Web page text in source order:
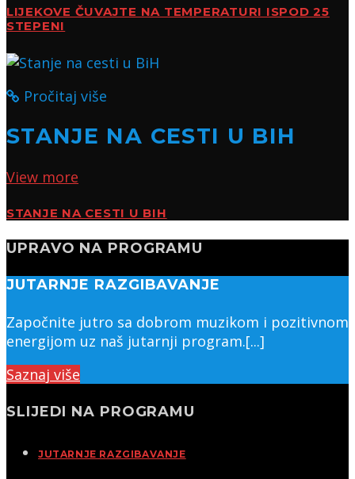
LIJEKOVE ČUVAJTE NA TEMPERATURI ISPOD 25
STEPENI
Pročitaj više
STANJE NA CESTI U BIH
View more
STANJE NA CESTI U BIH
UPRAVO NA PROGRAMU
JUTARNJE RAZGIBAVANJE
Započnite jutro sa dobrom muzikom i pozitivnom
energijom uz naš jutarnji program.[...]
Saznaj više
SLIJEDI NA PROGRAMU
JUTARNJE RAZGIBAVANJE